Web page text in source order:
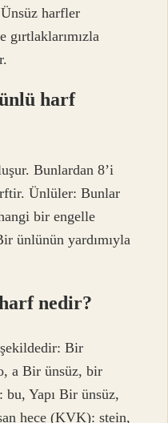
harfler
gırtlaklarımızla
harf
Bunlardan 8’i
Ünlüler: Bunlar
bir engelle
ünlünün yardımıyla
nedir?
şekildedir: Bir
a Bir ünsüz, bir
Yapı Bir ünsüz,
hece (KVK): stein,